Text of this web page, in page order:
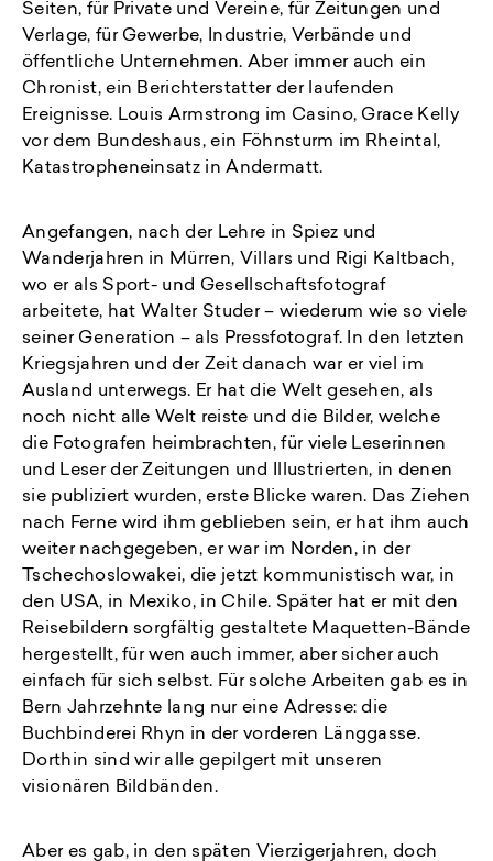
Seiten, für Private und Vereine, für Zeitungen und
Verlage, für Gewerbe, Industrie, Verbände und
öffentliche Unternehmen. Aber immer auch ein
Chronist, ein Berichterstatter der laufenden
Ereignisse. Louis Armstrong im Casino, Grace Kelly
vor dem Bundeshaus, ein Föhnsturm im Rheintal,
Katastropheneinsatz in Andermatt.
Angefangen, nach der Lehre in Spiez und
Wanderjahren in Mürren, Villars und Rigi Kaltbach,
wo er als Sport- und Gesellschaftsfotograf
arbeitete, hat Walter Studer – wiederum wie so viele
seiner Generation – als Pressfotograf. In den letzten
Kriegsjahren und der Zeit danach war er viel im
Ausland unterwegs. Er hat die Welt gesehen, als
noch nicht alle Welt reiste und die Bilder, welche
die Fotografen heimbrachten, für viele Leserinnen
und Leser der Zeitungen und Illustrierten, in denen
sie publiziert wurden, erste Blicke waren. Das Ziehen
nach Ferne wird ihm geblieben sein, er hat ihm auch
weiter nachgegeben, er war im Norden, in der
Tschechoslowakei, die jetzt kommunistisch war, in
den USA, in Mexiko, in Chile. Später hat er mit den
Reisebildern sorgfältig gestaltete Maquetten-Bände
hergestellt, für wen auch immer, aber sicher auch
einfach für sich selbst. Für solche Arbeiten gab es in
Bern Jahrzehnte lang nur eine Adresse: die
Buchbinderei Rhyn in der vorderen Länggasse.
Dorthin sind wir alle gepilgert mit unseren
visionären Bildbänden.
Aber es gab, in den späten Vierzigerjahren, doch